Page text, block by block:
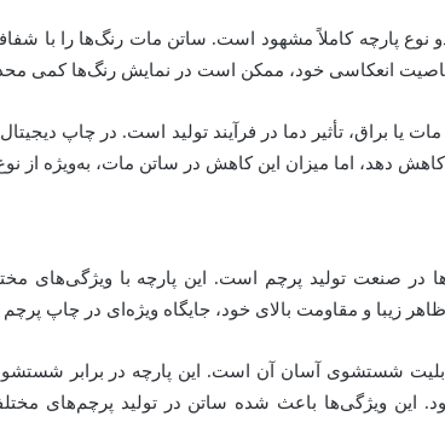
نوع پارچه کاملاً مشهود است. ساتن مات رنگ‌ها را با
انعکاسی خود، ممکن است در نمایش رنگ‌ها کمی
یا براق، تأثیر دما در فرآیند تولید است. در چاپ
دهد، اما میزان این کاهش در ساتن مات، به‌ویژه از
در صنعت تولید پرچم است. این پارچه با ویژگی‌های
زیبا و مقاومت بالای خود، جایگاه ویژه‌ای در چاپ پرچم
شستشوی آسان آن است. این پارچه در برابر شستشو
این ویژگی‌ها باعث شده ساتن در تولید پرچم‌های